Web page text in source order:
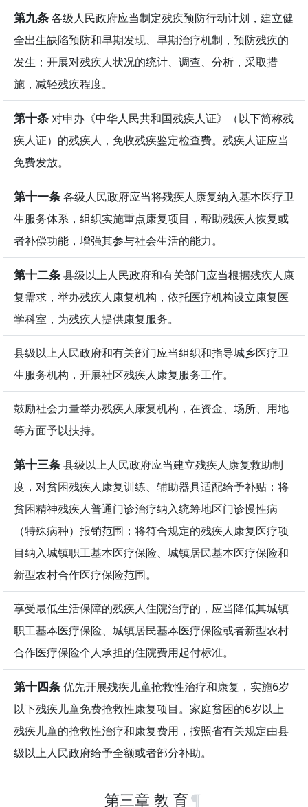
第九条各级人民政府应当制定残疾预防行动计划，建立健
全出生缺陷预防和早期发现、早期治疗机制，预防残疾的
发生；开展对残疾人状况的统计、调查、分析，采取措
施，减轻残疾程度。
第十条对申办《中华人民共和国残疾人证》（以下简称残
疾人证）的残疾人，免收残疾鉴定检查费。残疾人证应当
免费发放。
第十一条各级人民政府应当将残疾人康复纳入基本医疗卫
生服务体系，组织实施重点康复项目，帮助残疾人恢复或
者补偿功能，增强其参与社会生活的能力。
第十二条县级以上人民政府和有关部门应当根据残疾人康
复需求，举办残疾人康复机构，依托医疗机构设立康复医
学科室，为残疾人提供康复服务。
县级以上人民政府和有关部门应当组织和指导城乡医疗卫
生服务机构，开展社区残疾人康复服务工作。
鼓励社会力量举办残疾人康复机构，在资金、场所、用地
等方面予以扶持。
第十三条县级以上人民政府应当建立残疾人康复救助制
度，对贫困残疾人康复训练、辅助器具适配给予补贴；将
贫困精神残疾人普通门诊治疗纳入统筹地区门诊慢性病
（特殊病种）报销范围；将符合规定的残疾人康复医疗项
目纳入城镇职工基本医疗保险、城镇居民基本医疗保险和
新型农村合作医疗保险范围。
享受最低生活保障的残疾人住院治疗的，应当降低其城镇
职工基本医疗保险、城镇居民基本医疗保险或者新型农村
合作医疗保险个人承担的住院费用起付标准。
第十四条优先开展残疾儿童抢救性治疗和康复，实施6岁
以下残疾儿童免费抢救性康复项目。家庭贫困的6岁以上
残疾儿童的抢救性治疗和康复费用，按照省有关规定由县
级以上人民政府给予全额或者部分补助。
第三章 教 育